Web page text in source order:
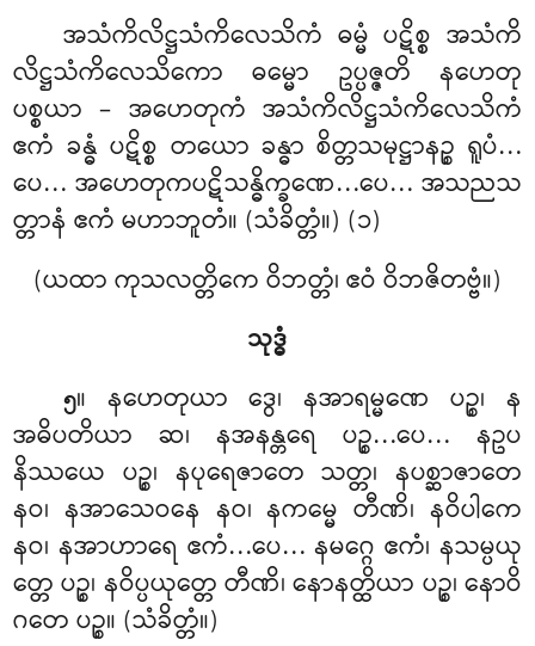
အသံကိလိဋ္ဌသံကိလေသိကံ ဓမ္မံ ပဋိစ္စ အသံကိ
လိဋ္ဌသံကိလေသိကော ဓမ္မော ဥပ္ပဇ္ဇတိ နဟေတု
ပစ္စယာ – အဟေတုကံ အသံကိလိဋ္ဌသံကိလေသိကံ
ဧကံ ခန္ဓံ ပဋိစ္စ တယော ခန္ဓာ စိတ္တသမုဋ္ဌာနဉ္စ ရူပံ…
ပေ… အဟေတုကပဋိသန္ဓိက္ခဏေ…ပေ… အသညသ
တ္တာနံ ဧကံ မဟာဘူတံ။ (သံခိတ္တံ။) (၁)
(ယထာ ကုသလတ္တိကေ ဝိဘတ္တံ၊ ဧဝံ ဝိဘဇိတဗ္ဗံ။)
သုဒ္ဓံ
၅။ နဟေတုယာဒွေ၊ နအာရမ္မဏေ ပဉ္စ၊ န
အဓိပတိယာ ဆ၊ နအနန္တရေ ပဉ္စ…ပေ… နဥပ
နိဿယေ ပဉ္စ၊ နပုရေဇာတေ သတ္တ၊ နပစ္ဆာဇာတေ
နဝ၊ နအာသေဝနေ နဝ၊ နကမ္မေ တီဏိ၊ နဝိပါကေ
နဝ၊ နအာဟာရေ ဧကံ…ပေ… နမဂ္ဂေ ဧကံ၊ နသမ္ပယု
တ္တေ ပဉ္စ၊ နဝိပ္ပယုတ္တေ တီဏိ၊ နောနတ္ထိယာ ပဉ္စ၊ နောဝိ
ဂတေ ပဉ္စ။ (သံခိတ္တံ။)